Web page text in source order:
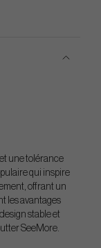
une tolérance
qui inspire
offrant un
les avantages
stable et
SeeMore.